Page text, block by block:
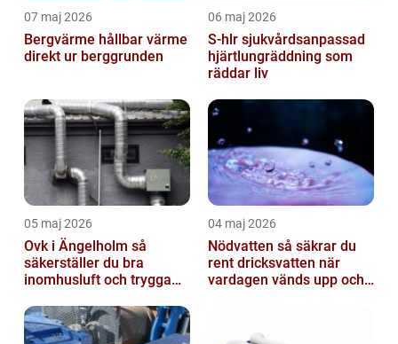
07 maj 2026
Bergvärme hållbar värme
direkt ur berggrunden
06 maj 2026
S-hlr sjukvårdsanpassad
hjärtlungräddning som
räddar liv
05 maj 2026
Ovk i Ängelholm så
säkerställer du bra
inomhusluft och trygga
04 maj 2026
Nödvatten så säkrar du
rent dricksvatten när
vardagen vänds upp och